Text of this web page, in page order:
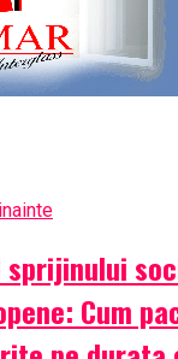
sprijinului
Cum